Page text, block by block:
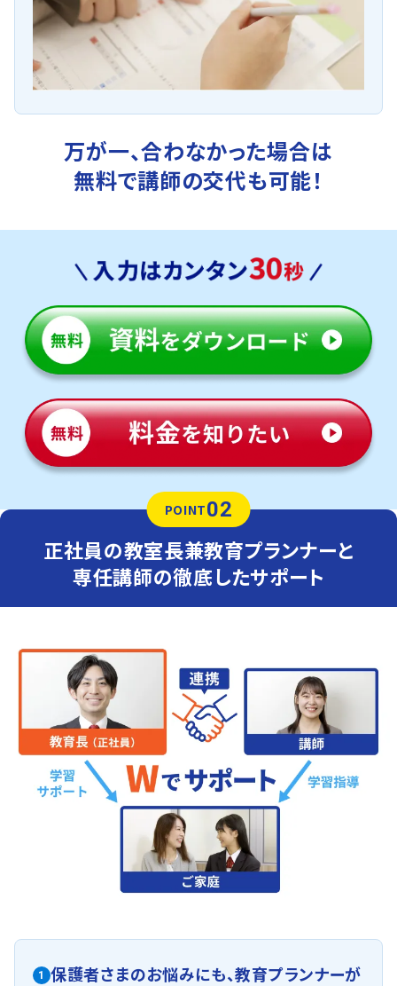
万が一、合わなかった場合は
無料で講師の交代も可能！
POINT02
正社員の教室長兼教育プランナーと
専任講師の徹底したサポート
1 保護者さまのお悩みにも、教育プランナーが